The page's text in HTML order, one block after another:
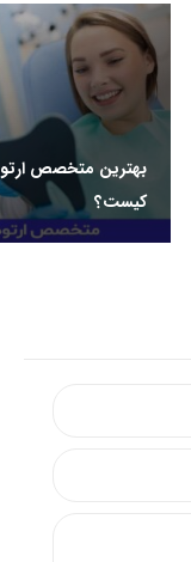
بهترین متخصص
کیست؟